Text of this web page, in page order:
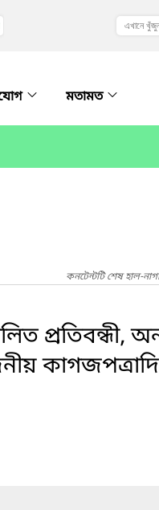
মতামত
কনটেন্টটি শেষ হাল-
প্রতিবন্ধী,